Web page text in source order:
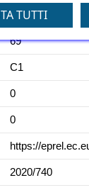
C
69
C1
0
0
https://
2020/740
TUTTI